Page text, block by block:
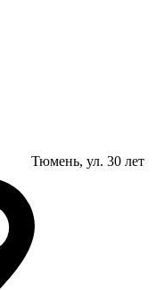
Тюмень, ул. 30 лет